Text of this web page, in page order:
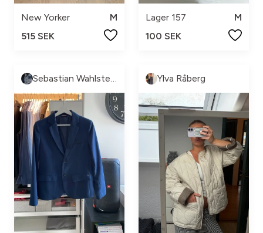
New Yorker
M
515 SEK
Lager 157
M
100 SEK
Ylva Råberg